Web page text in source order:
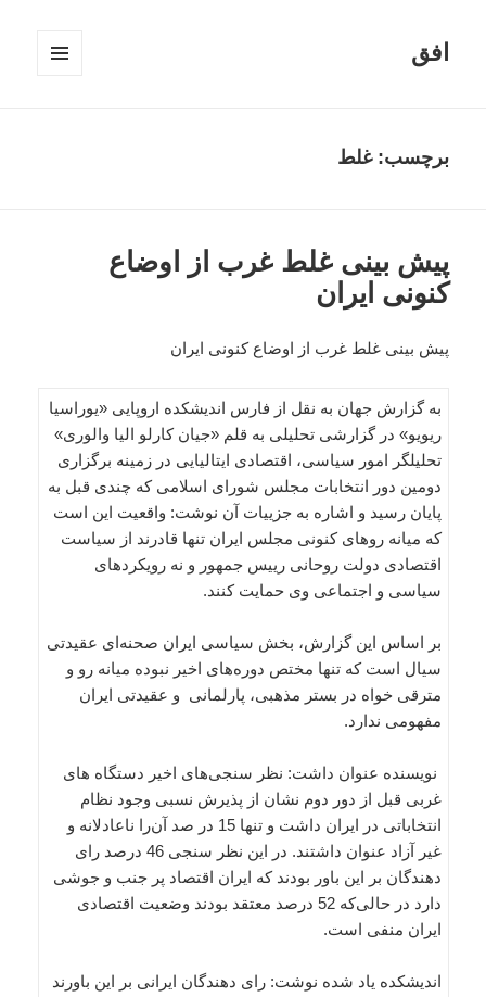
افق
برچسب:غلط
پیش بینی غلط غرب از اوضاع
کنونی ایران
پیش بینی غلط غرب از اوضاع کنونی ایران
به گزارش جهان به نقل از فارس اندیشکده اروپایی «یوراسیا
ریویو» در گزارشی تحلیلی به قلم «جیان کارلو الیا والوری»
تحلیلگر امور سیاسی، اقتصادی ایتالیایی در زمینه برگزاری
دومین دور انتخابات مجلس شورای اسلامی که چندی قبل به
پایان رسید و اشاره به جزییات آن نوشت: واقعیت این است
که میانه روهای کنونی مجلس ایران تنها قادرند از سیاست
اقتصادی دولت روحانی رییس جمهور و نه رویکردهای
سیاسی و اجتماعی وی حمایت ‌کنند.
بر اساس این گزارش، بخش سیاسی ایران صحنه‌ای عقیدتی
سیال است که تنها مختص دوره‌های اخیر نبوده میانه رو و
مترقی خواه در بستر مذهبی، پارلمانی و عقیدتی ایران
مفهومی ندارد.
نویسنده عنوان داشت: نظر سنجی‌های اخیر دستگاه های
غربی قبل از دور دوم نشان از پذیرش نسبی وجود نظام
انتخاباتی در ایران داشت و تنها 15 در صد آن‌را ناعادلانه و
غیر آزاد عنوان داشتند. در این نظر سنجی 46 درصد رای
دهندگان بر این باور بودند که ایران اقتصاد پر جنب و جوشی
دارد در حالی‌که 52 درصد معتقد بودند وضعیت اقتصادی
ایران منفی است.
اندیشکده یاد شده نوشت: رای دهندگان ایرانی بر این باورند